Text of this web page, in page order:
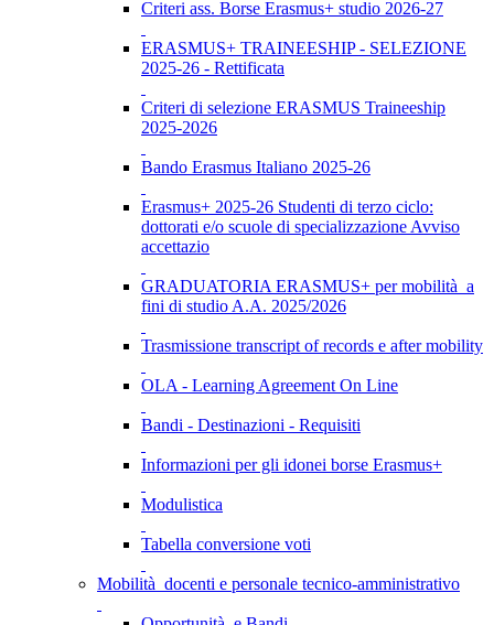
Criteri ass. Borse Erasmus+ studio 2026-27
ERASMUS+ TRAINEESHIP - SELEZIONE
2025-26 - Rettificata
Criteri di selezione ERASMUS Traineeship
2025-2026
Bando Erasmus Italiano 2025-26
Erasmus+ 2025-26 Studenti di terzo ciclo:
dottorati e/o scuole di specializzazione Avviso
accettazio
GRADUATORIA ERASMUS+ per mobilità a
fini di studio A.A. 2025/2026
Trasmissione transcript of records e after mobility
OLA - Learning Agreement On Line
Bandi - Destinazioni - Requisiti
Informazioni per gli idonei borse Erasmus+
Modulistica
Tabella conversione voti
Mobilità docenti e personale tecnico-amministrativo